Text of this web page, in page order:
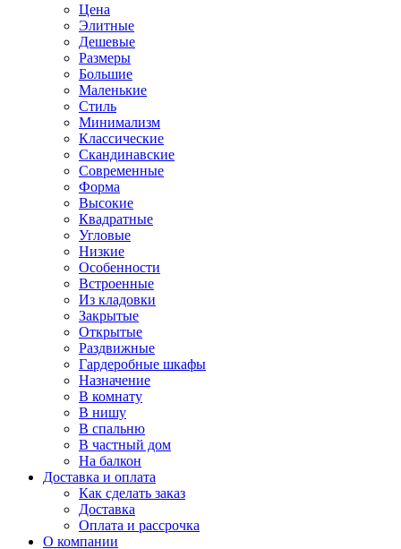
Цена
Элитные
Дешевые
Размеры
Большие
Маленькие
Стиль
Минимализм
Классические
Скандинавские
Современные
Форма
Высокие
Квадратные
Угловые
Низкие
Особенности
Встроенные
Из кладовки
Закрытые
Открытые
Раздвижные
Гардеробные шкафы
Назначение
В комнату
В нишу
В спальню
В частный дом
На балкон
Доставка и оплата
Как сделать заказ
Доставка
Оплата и рассрочка
О компании